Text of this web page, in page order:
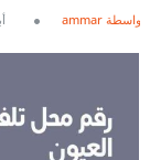
بواسطة ammar